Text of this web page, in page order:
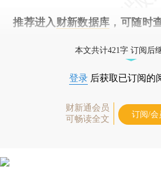
推荐进入 财新数据库 ，可随时
本文共计421字 订阅后
登录 后获取已订阅的
财新通会员
可畅读全文
订阅/会